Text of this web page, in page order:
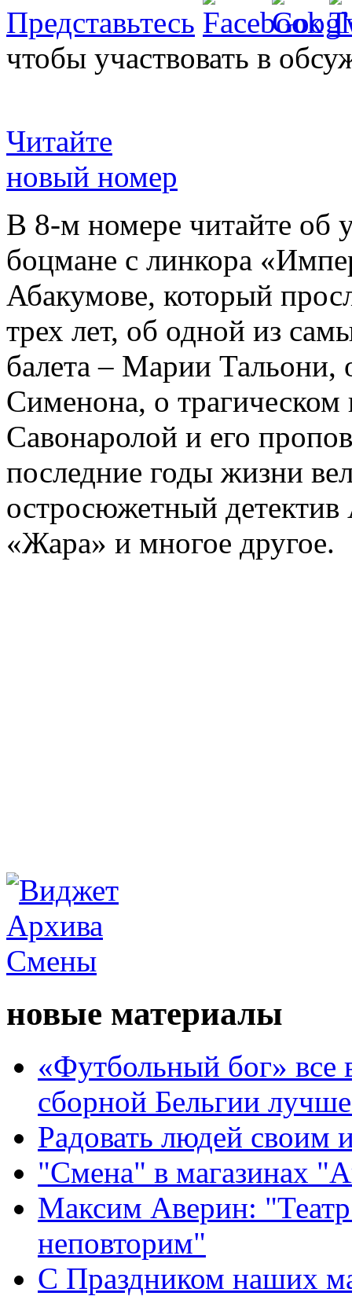
Представьтесь
чтобы участвовать в
Читайте
новый номер
В 8-м номере читайте об
боцмане с линкора
Абакумове, который
трех лет, об одной из
балета – Марии
Сименона, о трагическом
Савонаролой и его
последние годы жизни
остросюжетный детектив
«Жара» и многое другое.
новые материалы
«Футбольный бог» все
сборной Бельгии
Радовать людей своим
"Смена" в магазинах
Максим Аверин:
неповторим"
С Праздником наших